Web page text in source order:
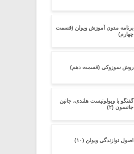
برنامه مدون آموزش ویولن (قسمت
چهارم)
روش سوزوکی (قسمت دهم)
گفتگو با ویولونیست هلندی، جانین
جانسون (۲)
اصول نوازندگی ویولن (۱۰)